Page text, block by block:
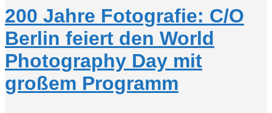
200 Jahre Fotografie: C/O
Berlin feiert den World
Photography Day mit
großem Programm